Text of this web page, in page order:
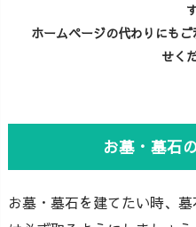
ホームページの代わりにも
せく
お墓・墓石
お墓・墓石を建てたい時、